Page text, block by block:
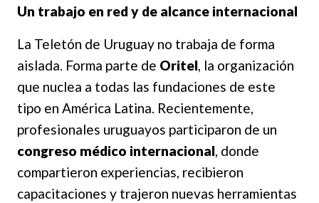
Un trabajo en red y de alcance internacional
La Teletón de Uruguay no trabaja de forma
aislada. Forma parte de Oritel, la organización
que nuclea a todas las fundaciones de este
tipo en América Latina. Recientemente,
profesionales uruguayos participaron de un
congreso médico internacional, donde
compartieron experiencias, recibieron
capacitaciones y trajeron nuevas herramientas